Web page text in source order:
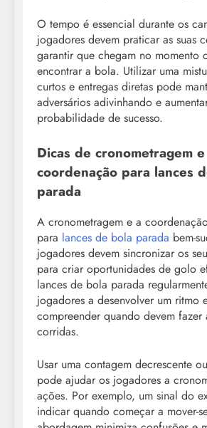
O tempo é essencial durante os
jogadores devem praticar as suas
garantir que chegam no momento
encontrar a bola. Utilizar uma
curtos e entregas diretas pode
adversários adivinhando e
probabilidade de sucesso.
Dicas de cronometragem e
coordenação para lances
parada
A cronometragem e a
para lances de bola parada bem-
jogadores devem sincronizar os
para criar oportunidades de golo
lances de bola parada
jogadores a desenvolver um ritmo
compreender quando devem fazer
corridas.
Usar uma contagem decrescente
pode ajudar os jogadores a
ações. Por exemplo, um sinal do
indicar quando começar a mover-